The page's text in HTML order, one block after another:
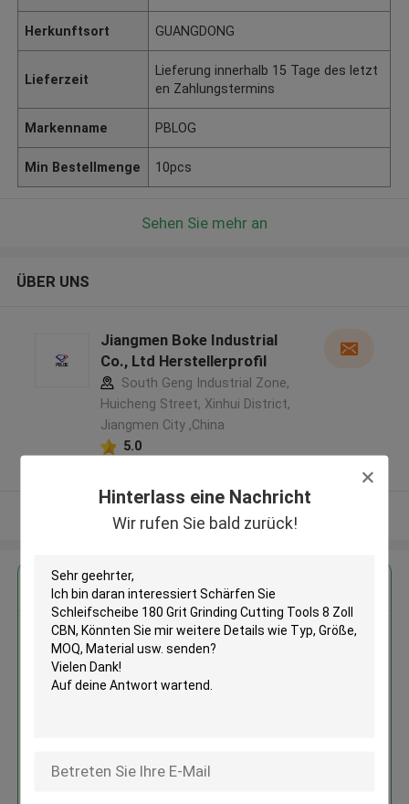
Hinterlass eine Nachricht
Wir rufen Sie bald zurück!
Herkunftsort GUANGDONG
Lieferzeit
Lieferung innerhalb 15 Tage des letzt
en Zahlungstermins
Markenname PBLOG
Min Bestellmenge 10pcs
Sehen Sie mehr an
ÜBER UNS
Jiangmen Boke Industrial
Co., Ltd Herstellerprofil
South Geng Industrial Zone,
Huicheng Street, Xinhui District,
Jiangmen City ,China
5.0
Sehen Sie mehr an
Erhalten Sie den besten Preis für
Schärfen Sie Schleifscheibe 180
CBN
Fortsetzen